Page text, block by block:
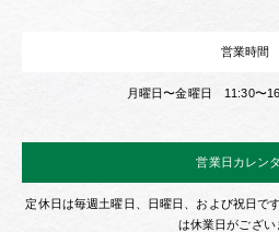
営業時間
月曜日〜金曜日 11:30〜
営業日カレン
定休日は毎週土曜日、日曜日、および祝日で
は休業日がござい